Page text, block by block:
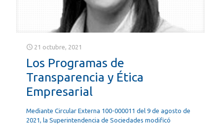
21 octubre, 2021
Los Programas de
Transparencia y Ética
Empresarial
Mediante Circular Externa 100-000011 del 9 de agosto de
2021, la Superintendencia de Sociedades modificó